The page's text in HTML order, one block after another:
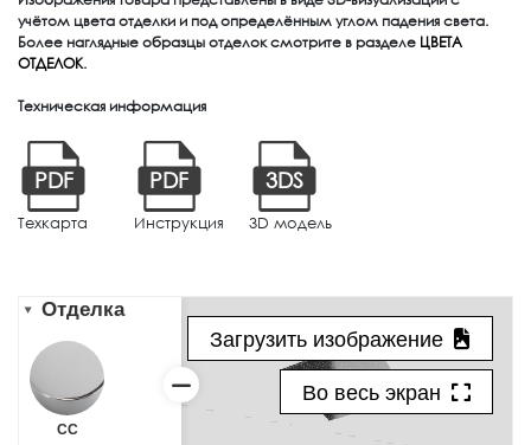
учётом цвета отделки и под определённым углом падения света.
Более наглядные образцы отделок смотрите в разделе ЦВЕТА
ОТДЕЛОК.
Техническая информация
PDF
Техкарта
PDF
Инструкция
3DS
3D модель